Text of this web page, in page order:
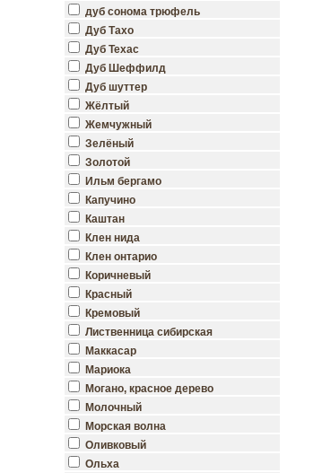
дуб сонома трюфель
Дуб Тахо
Дуб Техас
Дуб Шеффилд
Дуб шуттер
Жёлтый
Жемчужный
Зелёный
Золотой
Ильм бергамо
Капучино
Каштан
Клен нида
Клен онтарио
Коричневый
Красный
Кремовый
Лиственница сибирская
Маккасар
Мариока
Могано, красное дерево
Молочный
Морская волна
Оливковый
Ольха